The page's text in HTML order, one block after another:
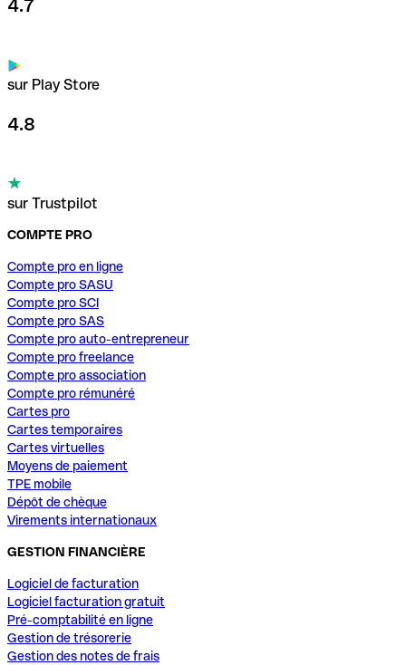
4.7
sur Play Store
4.8
sur Trustpilot
COMPTE PRO
Compte pro en ligne
Compte pro SASU
Compte pro SCI
Compte pro SAS
Compte pro auto-entrepreneur
Compte pro freelance
Compte pro association
Compte pro rémunéré
Cartes pro
Cartes temporaires
Cartes virtuelles
Moyens de paiement
TPE mobile
Dépôt de chèque
Virements internationaux
GESTION FINANCIÈRE
Logiciel de facturation
Logiciel facturation gratuit
Pré-comptabilité en ligne
Gestion de trésorerie
Gestion des notes de frais